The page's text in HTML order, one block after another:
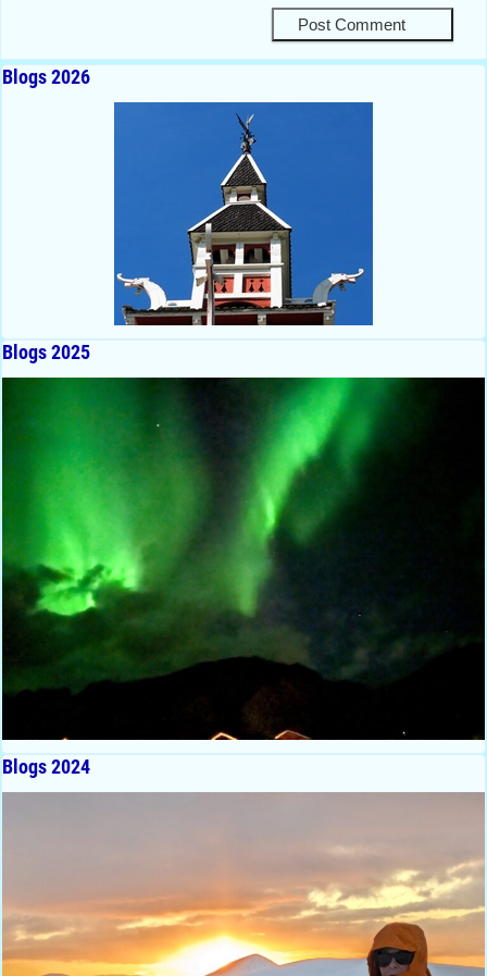
Blogs 2026
Blogs 2025
Blogs 2024